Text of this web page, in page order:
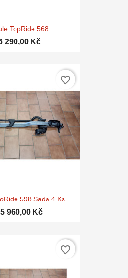
TopRide 568
290,00 Kč
598 Sada 4 Ks
960,00 Kč
favorite_border
favorite_border